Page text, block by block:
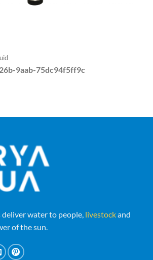
9aab-75dc94f5ff9c
water to people, livestockand
of the sun.